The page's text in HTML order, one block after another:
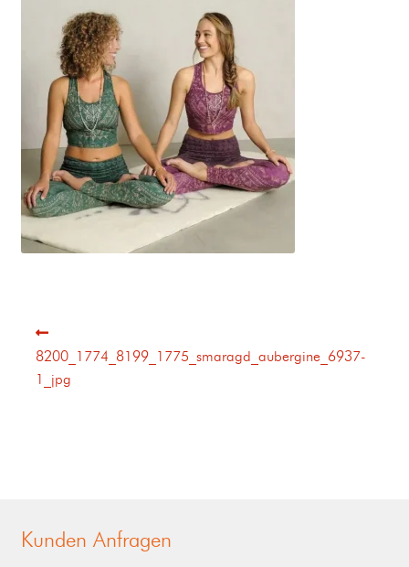
8200_1774_8199_1775_smaragd_aubergine_6937-
1_jpg
Kunden Anfragen